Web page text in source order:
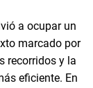
a ocupar un
marcado por
recorridos y la
eficiente. En